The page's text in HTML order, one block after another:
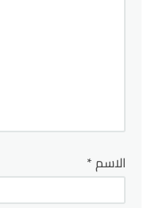
الاسم*